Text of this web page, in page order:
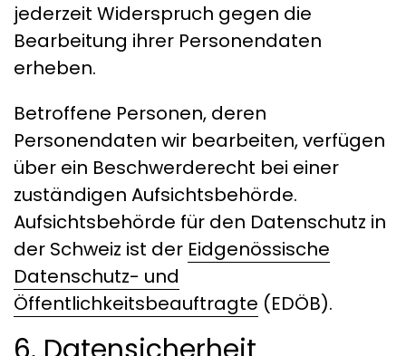
jederzeit Widerspruch gegen die
Bearbeitung ihrer Personendaten
erheben.
Betroffene Personen, deren
Personendaten wir bearbeiten, verfügen
über ein Beschwerderecht bei einer
zuständigen Aufsichtsbehörde.
Aufsichtsbehörde für den Datenschutz in
der Schweiz ist der Eidgenössische
Datenschutz- und
Öffentlichkeitsbeauftragte (EDÖB).